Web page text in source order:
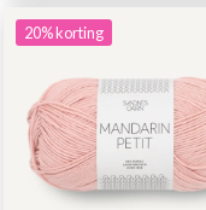
20% korting